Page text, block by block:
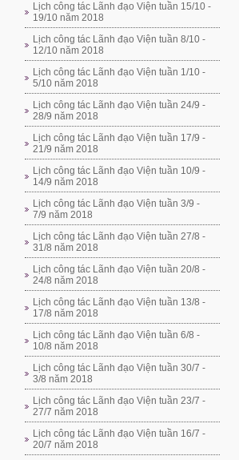
Lịch công tác Lãnh đạo Viện tuần 15/10 -
19/10 năm 2018
Lịch công tác Lãnh đạo Viện tuần 8/10 -
12/10 năm 2018
Lịch công tác Lãnh đạo Viện tuần 1/10 -
5/10 năm 2018
Lịch công tác Lãnh đạo Viện tuần 24/9 -
28/9 năm 2018
Lịch công tác Lãnh đạo Viện tuần 17/9 -
21/9 năm 2018
Lịch công tác Lãnh đạo Viện tuần 10/9 -
14/9 năm 2018
Lịch công tác Lãnh đạo Viện tuần 3/9 -
7/9 năm 2018
Lịch công tác Lãnh đạo Viện tuần 27/8 -
31/8 năm 2018
Lịch công tác Lãnh đạo Viện tuần 20/8 -
24/8 năm 2018
Lịch công tác Lãnh đạo Viện tuần 13/8 -
17/8 năm 2018
Lịch công tác Lãnh đạo Viện tuần 6/8 -
10/8 năm 2018
Lịch công tác Lãnh đạo Viện tuần 30/7 -
3/8 năm 2018
Lịch công tác Lãnh đạo Viện tuần 23/7 -
27/7 năm 2018
Lịch công tác Lãnh đạo Viện tuần 16/7 -
20/7 năm 2018